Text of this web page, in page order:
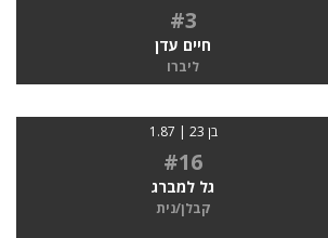
#3
חיים עדן
ליברו
בן 23 | 1.87
#16
גל למברג
קבלן/נית